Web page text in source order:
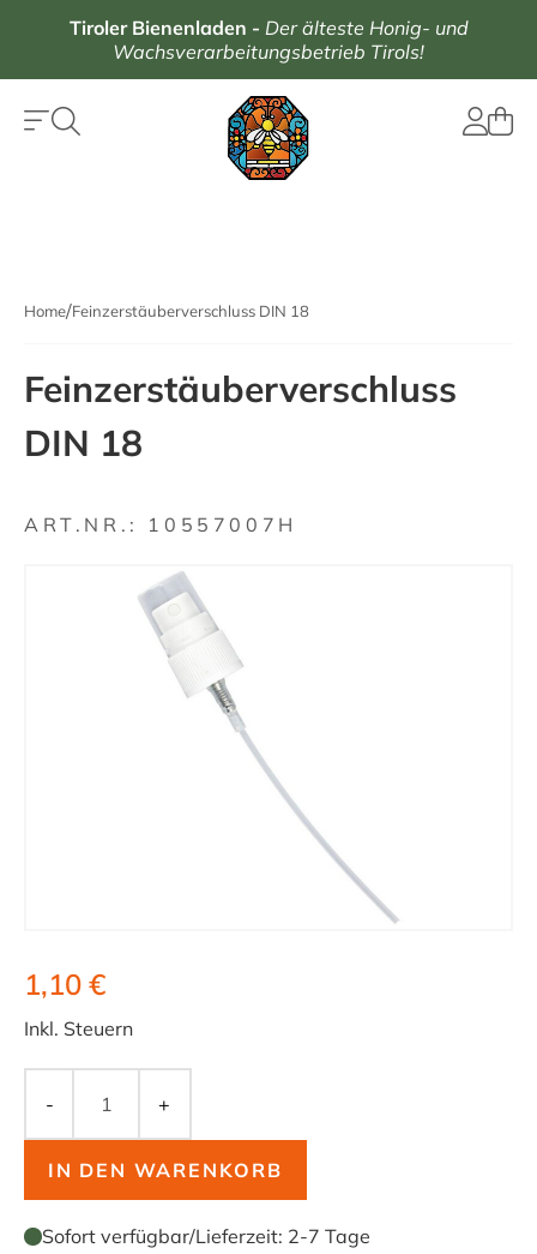
Tiroler Bienenladen - Der älteste Honig- und
Wachsverarbeitungsbetrieb Tirols!
Home Feinzerstäuberverschluss DIN 18
Feinzerstäuberverschluss
DIN 18
ART.NR.: 10557007H
1,10 €
Inkl. Steuern
- +
IN DEN WARENKORB
Sofort verfügbar/Lieferzeit: 2-7 Tage